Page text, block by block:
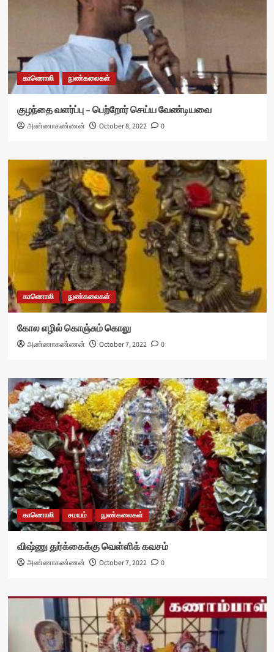
காணொலி நுண்கலைகள்
குழந்தை வளர்ப்பு – பெற்றோர் செய்ய வேண்டியவை
அண்ணாகண்ணன் October 8, 2022 0
காணொலி நுண்கலைகள்
கோல எழில் கொஞ்சும் கொலு
அண்ணாகண்ணன் October 7, 2022 0
காணொலி சமயம் நுண்கலைகள்
விஷ்ணு துர்க்கைக்கு வெள்ளிக் கவசம்
அண்ணாகண்ணன் October 7, 2022 0